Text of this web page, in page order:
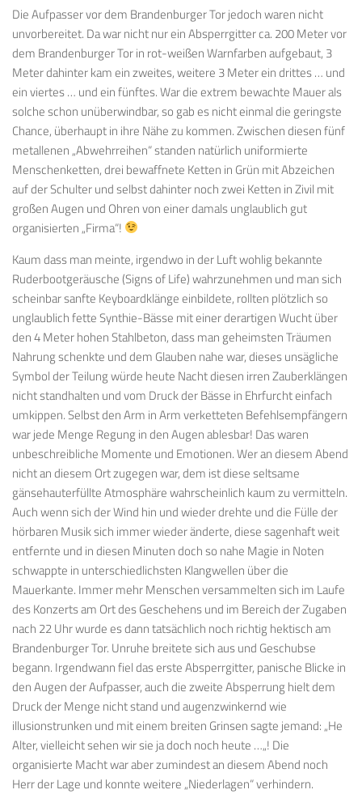
Die Aufpasser vor dem Brandenburger Tor jedoch waren nicht
unvorbereitet. Da war nicht nur ein Absperrgitter ca. 200 Meter vor
dem Brandenburger Tor in rot-weißen Warnfarben aufgebaut, 3
Meter dahinter kam ein zweites, weitere 3 Meter ein drittes … und
ein viertes … und ein fünftes. War die extrem bewachte Mauer als
solche schon unüberwindbar, so gab es nicht einmal die geringste
Chance, überhaupt in ihre Nähe zu kommen. Zwischen diesen fünf
metallenen „Abwehrreihen“ standen natürlich uniformierte
Menschenketten, drei bewaffnete Ketten in Grün mit Abzeichen
auf der Schulter und selbst dahinter noch zwei Ketten in Zivil mit
großen Augen und Ohren von einer damals unglaublich gut
organisierten „Firma“!
Kaum dass man meinte, irgendwo in der Luft wohlig bekannte
Ruderbootgeräusche (Signs of Life) wahrzunehmen und man sich
scheinbar sanfte Keyboardklänge einbildete, rollten plötzlich so
unglaublich fette Synthie-Bässe mit einer derartigen Wucht über
den 4 Meter hohen Stahlbeton, dass man geheimsten Träumen
Nahrung schenkte und dem Glauben nahe war, dieses unsägliche
Symbol der Teilung würde heute Nacht diesen irren Zauberklängen
nicht standhalten und vom Druck der Bässe in Ehrfurcht einfach
umkippen. Selbst den Arm in Arm verketteten Befehlsempfängern
war jede Menge Regung in den Augen ablesbar! Das waren
unbeschreibliche Momente und Emotionen. Wer an diesem Abend
nicht an diesem Ort zugegen war, dem ist diese seltsame
gänsehauterfüllte Atmosphäre wahrscheinlich kaum zu vermitteln.
Auch wenn sich der Wind hin und wieder drehte und die Fülle der
hörbaren Musik sich immer wieder änderte, diese sagenhaft weit
entfernte und in diesen Minuten doch so nahe Magie in Noten
schwappte in unterschiedlichsten Klangwellen über die
Mauerkante. Immer mehr Menschen versammelten sich im Laufe
des Konzerts am Ort des Geschehens und im Bereich der Zugaben
nach 22 Uhr wurde es dann tatsächlich noch richtig hektisch am
Brandenburger Tor. Unruhe breitete sich aus und Geschubse
begann. Irgendwann fiel das erste Absperrgitter, panische Blicke in
den Augen der Aufpasser, auch die zweite Absperrung hielt dem
Druck der Menge nicht stand und augenzwinkernd wie
illusionstrunken und mit einem breiten Grinsen sagte jemand: „He
Alter, vielleicht sehen wir sie ja doch noch heute …„! Die
organisierte Macht war aber zumindest an diesem Abend noch
Herr der Lage und konnte weitere „Niederlagen“ verhindern.